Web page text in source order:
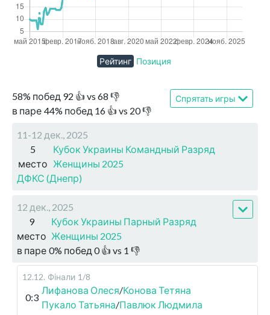
58% побед 92 👍 vs 68 👎
в паре 44% побед 16 👍 vs 20👎
Спрятать игры
11-12 дек., 2025
5
место
Кубок Украины Командный Разряд
Женщины 2025
ДФКС (Днепр)
12 дек., 2025
9
место
Кубок Украины Парный Разряд
Женщины 2025
в паре 0% побед 0👍 vs 1 👎
12.12. Фінали 1/8
0:3
Лифанова Олеся/Конова Тетяна
Пукало Татьяна/Павлюк Людмила
Рейтинг Позиция